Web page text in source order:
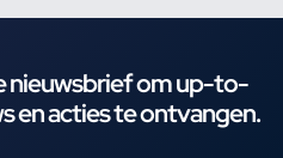
nieuwsbrief om up-to-
en acties te ontvangen.